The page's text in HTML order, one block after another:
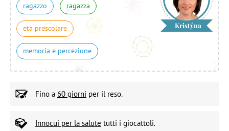
ragazzo ragazza
età prescolare
memoria e percezione
Kristýna
Fino a 60 giorni per il reso.
Innocui per la salute tutti i giocattoli.